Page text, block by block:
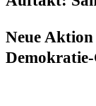
Neue